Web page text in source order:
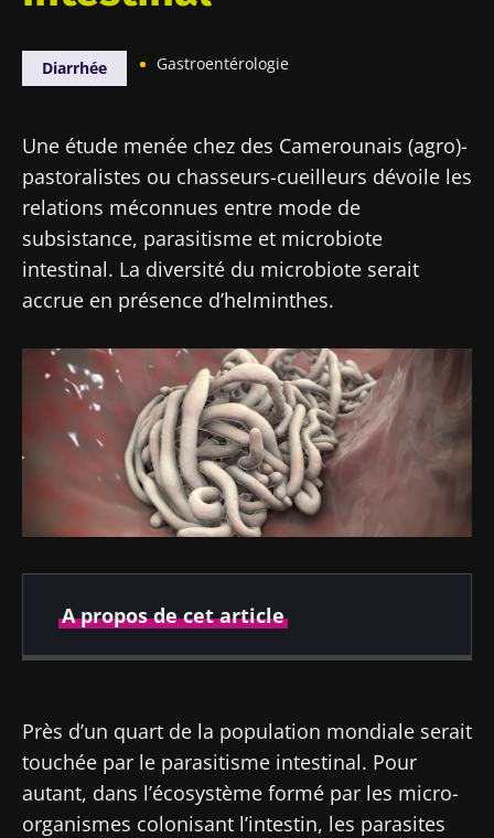
Diarrhée Gastroentérologie
Une étude menée chez des Camerounais (agro)-
pastoralistes ou chasseurs-cueilleurs dévoile les
relations méconnues entre mode de
subsistance, parasitisme et microbiote
intestinal. La diversité du microbiote serait
accrue en présence d’helminthes.
A propos de cet article
Près d’un quart de la population mondiale serait
touchée par le parasitisme intestinal. Pour
autant, dans l’écosystème formé par les micro-
organismes colonisant l’intestin, les parasites